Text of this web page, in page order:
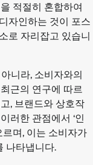
적절히 혼합하여
자인하는 것이 포스
로 자리잡고 있습니
니라, 소비자와의
근의 연구에 따르
, 브랜드와 상호작
러한 관점에서 ‘인
르며, 이는 소비자가
나타냅니다.